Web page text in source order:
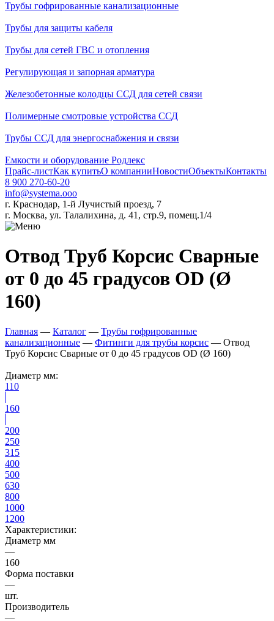
Трубы гофрированные канализационные
Трубы для защиты кабеля
Трубы для сетей ГВС и отопления
Регулирующая и запорная арматура
Железобетонные колодцы ССД для сетей связи
Полимерные смотровые устройства ССД
Трубы ССД для энергоснабжения и связи
Емкости и оборудование Родлекс
Прайс-листКак купитьО компанииНовостиОбъектыКонтакты
8 900 270-60-20
info@systema.ooo
г. Краснодар, 1-й Лучистый проезд, 7
г. Москва, ул. Талалихина, д. 41, стр.9, помещ.1/4
Отвод Труб Корсис Сварные
от 0 до 45 градусов OD (Ø
160)
Главная — Каталог — Трубы гофрированные
канализационные — Фитинги для трубы корсис — Отвод
Труб Корсис Сварные от 0 до 45 градусов OD (Ø 160)
Диаметр мм:
110
160
200
250
315
400
500
630
800
1000
1200
Характеристики:
Диаметр мм
—
160
Форма поставки
—
шт.
Производитель
—